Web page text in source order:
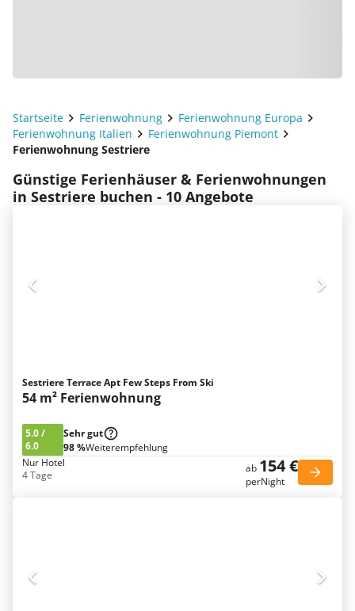
Startseite Ferienwohnung
Ferienwohnung Europa
Ferienwohnung Italien
Ferienwohnung Piemont
Ferienwohnung Sestriere
Günstige Ferienhäuser & Ferienwohnungen
in Sestriere buchen - 10 Angebote
Sestriere Terrace Apt Few Steps From Ski
54 m² Ferienwohnung
5.0/
6.0
Sehr gut
98 %Weiterempfehlung
Nur Hotel
4 Tage
ab 154 €
perNight